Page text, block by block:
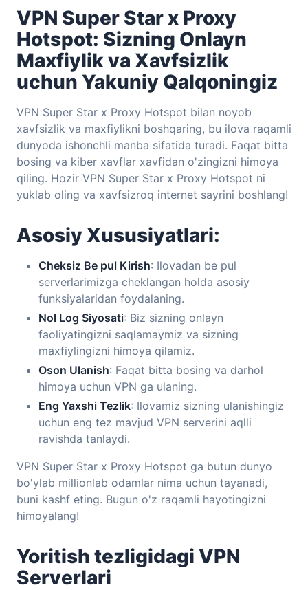
VPN Super Star x Proxy
Hotspot: Sizning Onlayn
Maxfiylik va Xavfsizlik
uchun Yakuniy Qalqoningiz
VPN Super Star x Proxy Hotspot bilan noyob
xavfsizlik va maxfiylikni boshqaring, bu ilova raqamli
dunyoda ishonchli manba sifatida turadi. Faqat bitta
bosing va kiber xavflar xavfidan o'zingizni himoya
qiling. Hozir VPN Super Star x Proxy Hotspot ni
yuklab oling va xavfsizroq internet sayrini boshlang!
Asosiy Xususiyatlari:
Cheksiz Be pul Kirish: Ilovadan be pul
serverlarimizga cheklangan holda asosiy
funksiyalaridan foydalaning.
Nol Log Siyosati: Biz sizning onlayn
faoliyatingizni saqlamaymiz va sizning
maxfiylingizni himoya qilamiz.
Oson Ulanish: Faqat bitta bosing va darhol
himoya uchun VPN ga ulaning.
Eng Yaxshi Tezlik: Ilovamiz sizning ulanishingiz
uchun eng tez mavjud VPN serverini aqlli
ravishda tanlaydi.
VPN Super Star x Proxy Hotspot ga butun dunyo
bo'ylab millionlab odamlar nima uchun tayanadi,
buni kashf eting. Bugun o'z raqamli hayotingizni
himoyalang!
Yoritish tezligidagi VPN
Serverlari